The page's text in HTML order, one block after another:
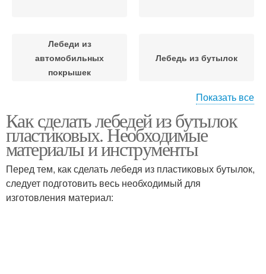
Лебеди из
автомобильных
покрышек
Лебедь из бутылок
Кашпо из бутылок
Бордюры из
пластиковых бутылок
Забор из пластиковых
бутылок
Клумбы из
Показать все
Как сделать лебедей из бутылок
пластиковых. Необходимые
материалы и инструменты
Перед тем, как сделать лебедя из пластиковых бутылок,
следует подготовить весь необходимый для
изготовления материал: